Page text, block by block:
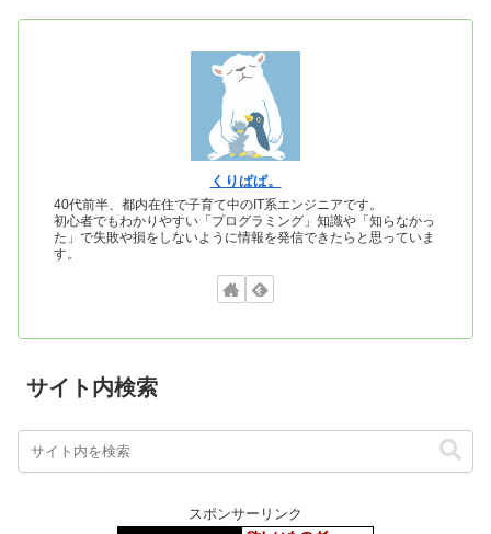
くりぱぱ。
40代前半、都内在住で子育て中のIT系エンジニアです。
初心者でもわかりやすい「プログラミング」知識や「知らなかっ
た」で失敗や損をしないように情報を発信できたらと思っていま
す。
サイト内検索
スポンサーリンク